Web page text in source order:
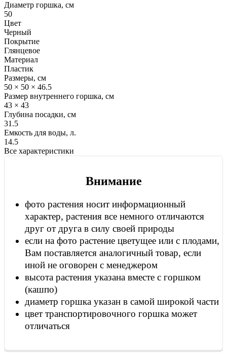
Диаметр горшка, см
50
Цвет
Черный
Покрытие
Глянцевое
Материал
Пластик
Размеры, см
50 × 50 × 46.5
Размер внутреннего горшка, см
43 × 43
Глубина посадки, см
31.5
Емкость для воды, л.
14.5
Все характеристики
Внимание
фото растения носит информационный
характер, растения все немного отличаются
друг от друга в силу своей природы
если на фото растение цветущее или с плодами,
Вам поставляется аналогичный товар, если
иной не оговорен с менеджером
высота растения указана вместе с горшком
(кашпо)
диаметр горшка указан в самой широкой части
цвет транспортировочного горшка может
отличаться